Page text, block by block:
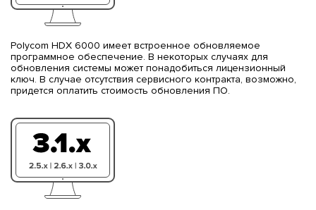
Polycom HDX 6000 имеет встроенное обновляемое
программное обеспечение. В некоторых случаях для
обновления системы может понадобиться лицензионный
ключ. В случае отсутствия сервисного контракта, возможно,
придется оплатить стоимость обновления ПО.